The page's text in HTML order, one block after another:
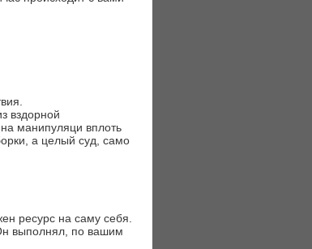
вздорной
манипуляци вплоть
а целый суд, само
ресурс на саму себя.
выполнял, по вашим